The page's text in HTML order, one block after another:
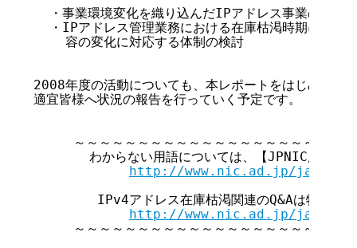
・事業環境変化を織り込んだIPアドレス事業の中期
・IPアドレス管理業務における在庫枯渇時期に想定
    容の変化に対応する体制の検討
2008年度の活動についても、本レポートをはじめさま
適宜皆様へ状況の報告を行っていく予定です。
～～～～～～～～～～～～～～～～～～～～～～
わからない用語については、【JPNIC用語集
http://www.nic.ad.jp/ja/
IPv4アドレス在庫枯渇関連のQ&Aは特集ペー
http://www.nic.ad.jp/ja/ip/
～～～～～～～～～～～～～～～～～～～～～～